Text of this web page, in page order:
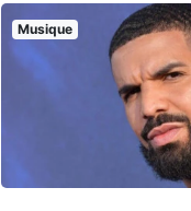
Musique